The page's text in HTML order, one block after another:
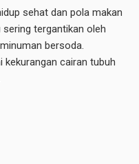
sehat dan pola makan
tergantikan oleh
bersoda.
kekurangan cairan tubuh